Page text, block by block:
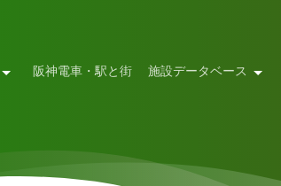
阪神電車・駅と街 施設データベース